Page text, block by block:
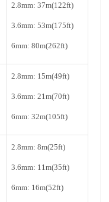
2.8mm: 37m(122ft)
3.6mm: 53m(175ft)
6mm: 80m(262ft)
2.8mm: 15m(49ft)
3.6mm: 21m(70ft)
6mm: 32m(105ft)
2.8mm: 8m(25ft)
3.6mm: 11m(35ft)
6mm: 16m(52ft)